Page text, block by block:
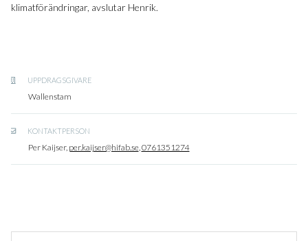
klimatförändringar, avslutar Henrik.
UPPDRAGSGIVARE
Wallenstam
KONTAKTPERSON
Per Kaijser, per.kaijser@hifab.se, 0761351274